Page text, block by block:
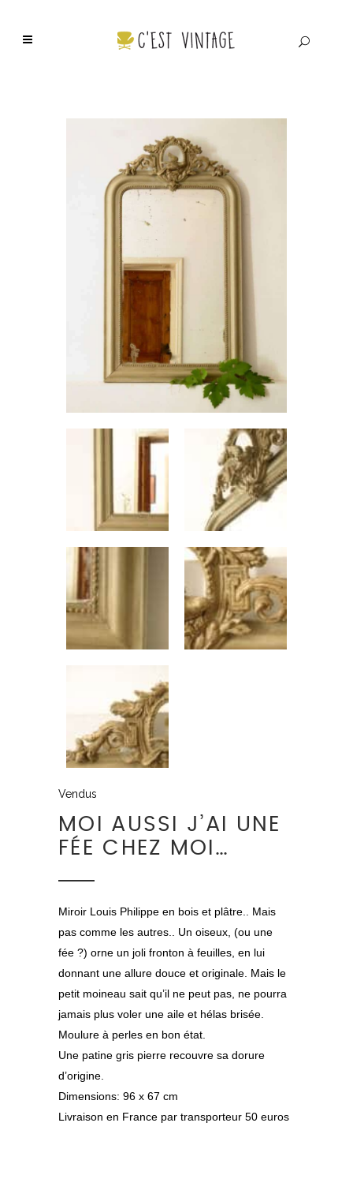
Vendus
MOI AUSSI J’AI UNE
FÉE CHEZ MOI…
Miroir Louis Philippe en bois et plâtre.. Mais
pas comme les autres.. Un oiseux, (ou une
fée ?) orne un joli fronton à feuilles, en lui
donnant une allure douce et originale. Mais le
petit moineau sait qu’il ne peut pas, ne pourra
jamais plus voler une aile et hélas brisée.
Moulure à perles en bon état.
Une patine gris pierre recouvre sa dorure
d’origine.
Dimensions: 96 x 67 cm
Livraison en France par transporteur 50 euros